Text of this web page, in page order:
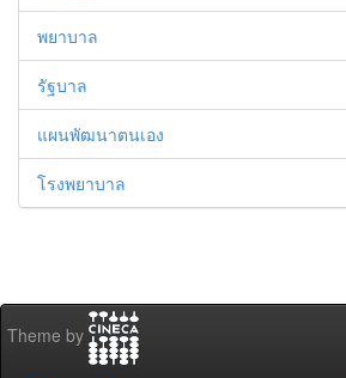
พยาบาล
รัฐบาล
แผนพัฒนาตนเอง
โรงพยาบาล
Theme by